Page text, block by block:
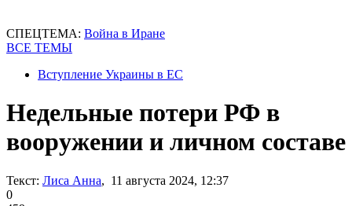
СПЕЦТЕМА: Война в Иране
ВСЕ ТЕМЫ
Вступление Украины в ЕС
Недельные потери РФ в
вооружении и личном составе
Текст: Лиса Анна, 11 августа 2024, 12:37
0